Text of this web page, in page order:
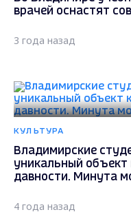
врачей оснастят
3 года назад
КУЛЬТУРА
Владимирские
уникальный объект
давности. Минута
4 года назад